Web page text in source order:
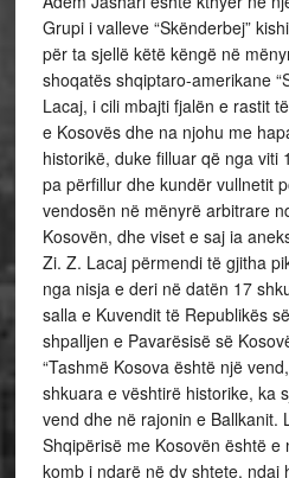
Grupi i valleve “Skënderbej”
për ta sjellë këtë këngë në
shoqatës shqiptaro-amerikane
Lacaj, i cili mbajti fjalën e rastit
e Kosovës dhe na njohu me
historikë, duke filluar që nga viti
pa përfillur dhe kundër vullnetit
vendosën në mënyrë arbitrare
Kosovën, dhe viset e saj ia
Zi. Z. Lacaj përmendi të gjitha
nga nisja e deri në datën 17
salla e Kuvendit të Republikës
shpalljen e Pavarësisë së
“Tashmë Kosova është një
shkuara e vështirë historike, ka
vend dhe në rajonin e Ballkanit.
Shqipërisë me Kosovën është e
komb i ndarë në dy shtete, ndaj